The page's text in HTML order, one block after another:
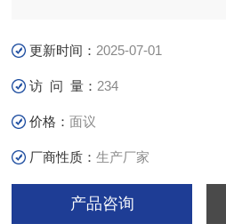
更新时间： 2025-07-01
访 问 量： 234
价格：面议
厂商性质：生产厂家
产品咨询